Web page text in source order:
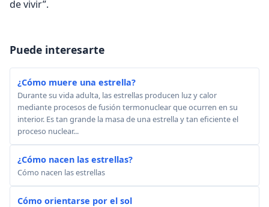
de vivir”.
Puede interesarte
¿Cómo muere una estrella?
Durante su vida adulta, las estrellas producen luz y calor
mediante procesos de fusión termonuclear que ocurren en su
interior. Es tan grande la masa de una estrella y tan eficiente el
proceso nuclear...
¿Cómo nacen las estrellas?
Cómo nacen las estrellas
Cómo orientarse por el sol